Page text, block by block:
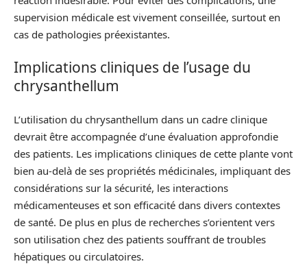
supervision médicale est vivement conseillée, surtout en
cas de pathologies préexistantes.
Implications cliniques de l’usage du
chrysanthellum
L’utilisation du chrysanthellum dans un cadre clinique
devrait être accompagnée d’une évaluation approfondie
des patients. Les implications cliniques de cette plante vont
bien au-delà de ses propriétés médicinales, impliquant des
considérations sur la sécurité, les interactions
médicamenteuses et son efficacité dans divers contextes
de santé. De plus en plus de recherches s’orientent vers
son utilisation chez des patients souffrant de troubles
hépatiques ou circulatoires.